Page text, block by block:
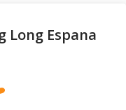
Long Espana